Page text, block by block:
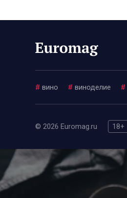
# вино # виноделие #
© 2026 Euromag.ru 18+